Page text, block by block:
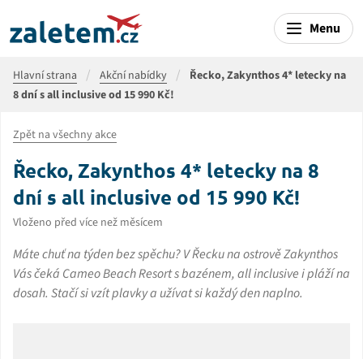
Menu
Hlavní strana Akční nabídky
Řecko, Zakynthos 4* letecky na
8 dní s all inclusive od 15 990 Kč!
Zpět na všechny akce
Řecko, Zakynthos 4* letecky na 8
dní s all inclusive od 15 990 Kč!
Vloženo před více než měsícem
Máte chuť na týden bez spěchu? V Řecku na ostrově Zakynthos
Vás čeká Cameo Beach Resort s bazénem, all inclusive i pláží na
dosah. Stačí si vzít plavky a užívat si každý den naplno.